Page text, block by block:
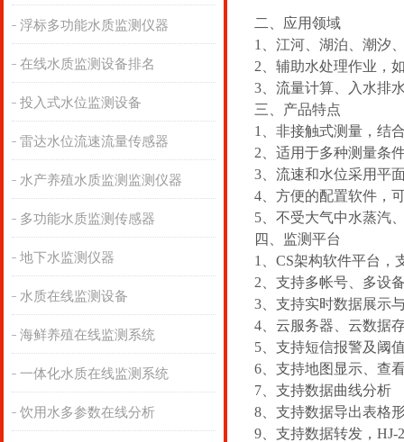
浮标多功能水质监测仪器
在线水质监测设备排名
投入式水位监测设备
雷达水位流速流量传感器
水产养殖水质监测监测仪器
多功能水质监测传感器
地下水监测仪器
水质在线监测设备
海鲜养殖在线监测系统
一体化水质在线监测系统
饮用水多参数在线分析
二、应用领域
1、江河、湖泊、潮汐
2、辅助水处理作业，
3、流量计算、入水排
三、产品特点
1、非接触式测量，结
2、适用于多种测量条
3、流速和水位采用平
4、方便的配置软件，
5、不受大气中水蒸汽
四、监测平台
1、CS架构软件平台，
2、支持多帐号、多设
3、支持实时数据展示
4、云服务器、云数据
5、支持短信报警及阈
6、支持地图显示、查
7、支持数据曲线分析
8、支持数据导出表格
9、支持数据转发，HJ-